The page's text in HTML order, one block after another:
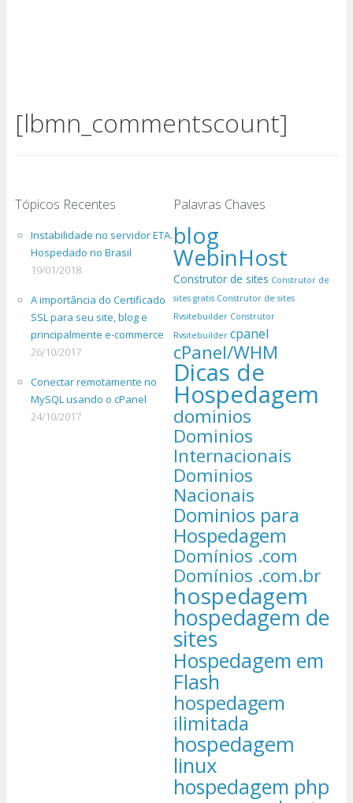
[lbmn_commentscount]
Tópicos Recentes
Instabilidade no servidor ETA.
Hospedado no Brasil
19/01/2018
A importância do Certificado
SSL para seu site, blog e
principalmente e-commerce
26/10/2017
Conectar remotamente no
MySQL usando o cPanel
24/10/2017
Palavras Chaves
blog
WebinHost
Construtor de sites Construtor de
sites gratis Construtor de sites
Rvsitebuilder Construtor
Rvsitebuilder cpanel
cPanel/WHM
Dicas de
Hospedagem
dominios
Dominios
Internacionais
Dominios
Nacionais
Dominios para
Hospedagem
Domínios .com
Domínios .com.br
hospedagem
hospedagem de
sites
Hospedagem em
Flash
hospedagem
ilimitada
hospedagem
linux
hospedagem php